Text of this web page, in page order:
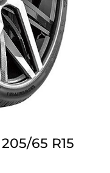
65 R15